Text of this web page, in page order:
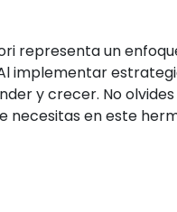
representa un
implementar
y crecer. No
necesitas en este